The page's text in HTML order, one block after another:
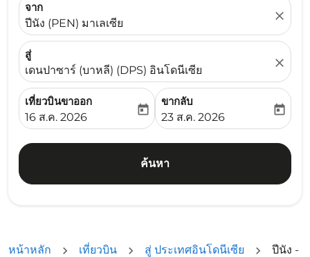
จาก
ปีนัง (PEN) มาเลเซีย
close
สู่
เดนปาซาร์ (บาหลี) (DPS) อินโดนีเซีย
close
เที่ยวบินขาออก
fc-booking-departure-date-aria-label
16 ส.ค. 2026
today
ขากลับ
fc-booking-return-date-
23 ส.ค. 2026
today
ค้นหา
หน้าหลัก เที่ยวบิน สู่ ประเทศอินโดนีเซีย
ปีนัง -